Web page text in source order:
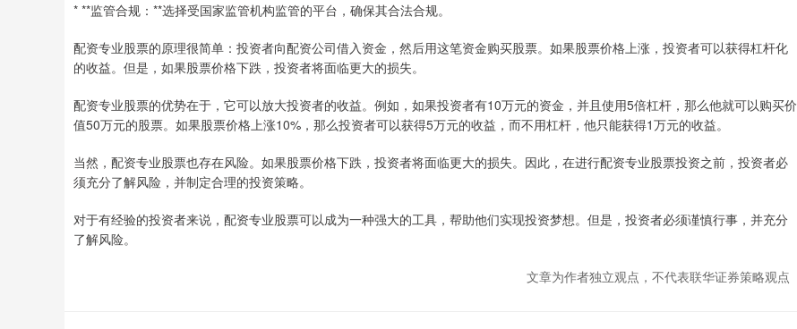
* **监管合规：**选择受国家监管机构监管的平台，确保其合法合规。
配资专业股票的原理很简单：投资者向配资公司借入资金，然后用这笔资金购买股票。如果股票价格上涨，投资者可以获得杠杆化
的收益。但是，如果股票价格下跌，投资者将面临更大的损失。
配资专业股票的优势在于，它可以放大投资者的收益。例如，如果投资者有10万元的资金，并且使用5倍杠杆，那么他就可以购买价
值50万元的股票。如果股票价格上涨10%，那么投资者可以获得5万元的收益，而不用杠杆，他只能获得1万元的收益。
当然，配资专业股票也存在风险。如果股票价格下跌，投资者将面临更大的损失。因此，在进行配资专业股票投资之前，投资者必
须充分了解风险，并制定合理的投资策略。
对于有经验的投资者来说，配资专业股票可以成为一种强大的工具，帮助他们实现投资梦想。但是，投资者必须谨慎行事，并充分
了解风险。
文章为作者独立观点，不代表联华证券策略观点